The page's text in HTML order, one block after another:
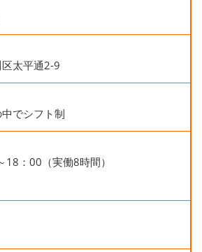
太平通2-9
でシフト制
：00（実働8時間）